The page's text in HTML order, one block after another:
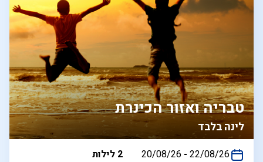
לינה בלבד
טבריה ואזור הכינרת
בין
20/08/26 - 22/08/26
2 לילות